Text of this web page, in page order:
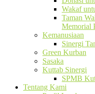
Wakaf
Taman
Memorial
Kemanusiaan
Sinergi
Green Kurban
Sasaka
Kuttab Sinergi
SPMB
Tentang Kami